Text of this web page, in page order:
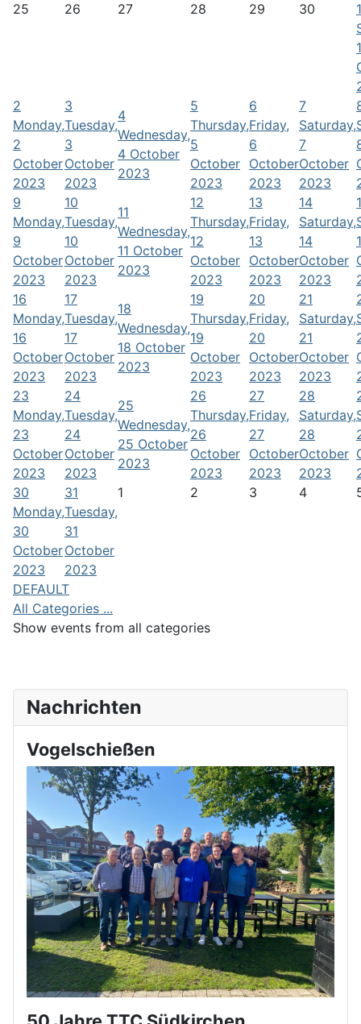
25
26 27 28 29 30
1
1
2
Monday,
2
October
2023
3
Tuesday,
3
October
2023
4
Wednesday,
4 October
2023
5
Thursday,
5
October
2023
6
Friday,
6
October
2023
7
Saturday,
7
October
2023
9
Monday,
9
October
2023
10
Tuesday,
10
October
2023
11
Wednesday,
11 October
2023
12
Thursday,
12
October
2023
13
Friday,
13
October
2023
14
Saturday,
14
October
2023
16
Monday,
16
October
2023
17
Tuesday,
17
October
2023
18
Wednesday,
18 October
2023
19
Thursday,
19
October
2023
20
Friday,
20
October
2023
21
Saturday,
21
October
2023
23
Monday,
23
October
2023
24
Tuesday,
24
October
2023
25
Wednesday,
25 October
2023
26
Thursday,
26
October
2023
27
Friday,
27
October
2023
28
Saturday,
28
October
2023
30
Monday,
30
October
2023
31
Tuesday,
31
October
2023
1 2 3 4
DEFAULT
All Categories ...
Show events from all categories
Nachrichten
Vogelschießen